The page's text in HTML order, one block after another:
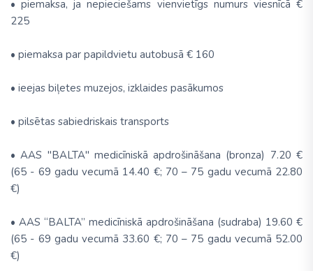
• piemaksa, ja nepieciešams vienvietīgs numurs viesnīcā €
225
• piemaksa par papildvietu autobusā € 160
• ieejas biļetes muzejos, izklaides pasākumos
• pilsētas sabiedriskais transports
• AAS "BALTA'' medicīniskā apdrošināšana (bronza) 7.20 €
(65 - 69 gadu vecumā 14.40 €; 70 – 75 gadu vecumā 22.80
€)
• AAS “BALTA” medicīniskā apdrošināšana (sudraba) 19.60 €
(65 - 69 gadu vecumā 33.60 €; 70 – 75 gadu vecumā 52.00
€)